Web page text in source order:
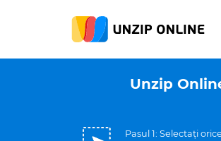
Unzip
Pasul 1: Selectați